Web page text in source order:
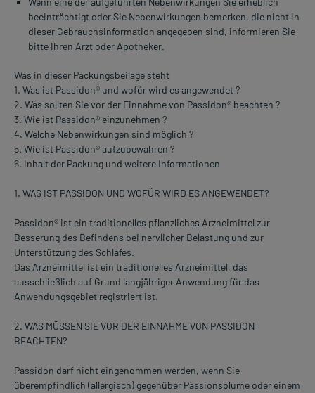
beeinträchtigt oder Sie Nebenwirkungen bemerken, die nicht in
dieser Gebrauchsinformation angegeben sind, informieren Sie
bitte Ihren Arzt oder Apotheker.
Was in dieser Packungsbeilage steht
1. Was ist Passidon® und wofür wird es angewendet ?
2. Was sollten Sie vor der Einnahme von Passidon® beachten ?
3. Wie ist Passidon® einzunehmen ?
4. Welche Nebenwirkungen sind möglich ?
5. Wie ist Passidon® aufzubewahren ?
6. Inhalt der Packung und weitere Informationen
1. WAS IST PASSIDON UND WOFÜR WIRD ES ANGEWENDET?
Passidon® ist ein traditionelles pflanzliches Arzneimittel zur
Besserung des Befindens bei nervlicher Belastung und zur
Unterstützung des Schlafes.
Das Arzneimittel ist ein traditionelles Arzneimittel, das
ausschließlich auf Grund langjähriger Anwendung für das
Anwendungsgebiet registriert ist.
2. WAS MÜSSEN SIE VOR DER EINNAHME VON PASSIDON
BEACHTEN?
Passidon darf nicht eingenommen werden, wenn Sie
überempfindlich (allergisch) gegenüber Passionsblume oder einem